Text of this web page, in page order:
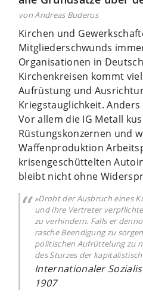
von Andreas Buderus
Kirchen und
Mitgliederschwunds
Organisationen in
Kirchenkreisen kommt
Aufrüstung und
Kriegstauglichkeit.
Vor allem die IG Metall
Rüstungskonzernen und
Waffenproduktion
krisengeschüttelten
bleibt nicht ohne
»Droht der Ausbruch eines
und ihre Vertreter
zu verhindern. Falls er
rasche Beendigung zu
politischen Aufrüttelung zu
des Sturzes der
Internationaler
1907